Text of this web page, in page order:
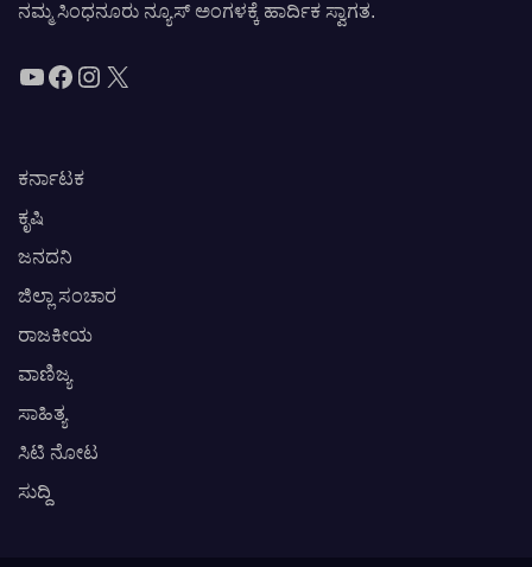
ನಮ್ಮ ಸಿಂಧನೂರು ನ್ಯೂಸ್ ಅಂಗಳಕ್ಕೆ ಹಾರ್ದಿಕ ಸ್ವಾಗತ.
YouTube
Facebook
Instagram
X
ಕರ್ನಾಟಕ
ಕೃಷಿ
ಜನದನಿ
ಜಿಲ್ಲಾ ಸಂಚಾರ
ರಾಜಕೀಯ
ವಾಣಿಜ್ಯ
ಸಾಹಿತ್ಯ
ಸಿಟಿ ನೋಟ
ಸುದ್ದಿ